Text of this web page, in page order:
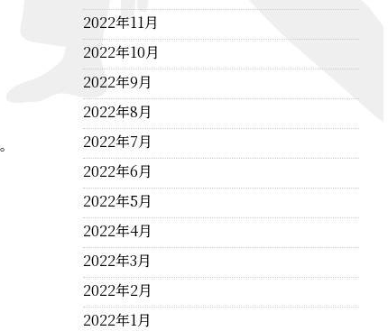
2022年11月
2022年10月
2022年9月
2022年8月
2022年7月
2022年6月
2022年5月
2022年4月
2022年3月
2022年2月
2022年1月